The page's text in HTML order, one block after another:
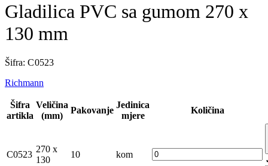
Gladilica PVC sa gumom 270 x
130 mm
Šifra: C 0523
Richmann
Šifra
artikla
Veličina
(mm)
Pakovanje
Jedinica
mjere
Količina
C0523
270 x
130
10 kom